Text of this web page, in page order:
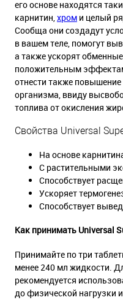
его основе находятся
карнитин,хром и целый
Сообща они создадут
в вашем теле, помогут
а также ускорят
положительным
отнести также
организма, ввиду
топлива от окисления
Свойства Universal
На основе
С растительными
Способствует
Ускоряет
Способствует
Как принимать Universal
Принимайте по три
менее 240 мл жидкости.
рекомендуется
до физической нагрузки